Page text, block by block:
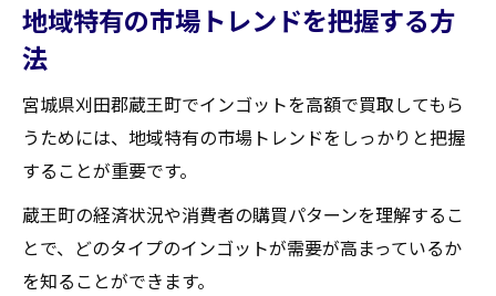
地域特有の市場トレンドを把握する方
法
宮城県刈田郡蔵王町でインゴットを高額で買取してもら
うためには、地域特有の市場トレンドをしっかりと把握
することが重要です。
蔵王町の経済状況や消費者の購買パターンを理解するこ
とで、どのタイプのインゴットが需要が高まっているか
を知ることができます。